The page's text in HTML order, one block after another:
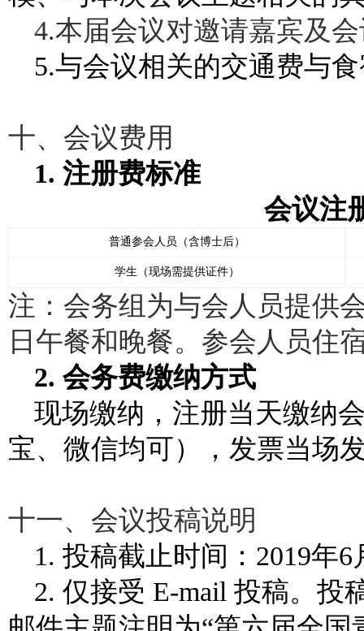
4.本届会议对邀请嘉宾及
5.与会议相关的交通费与
十、会议费用
1. 注册费标准
会议注
普通参会人员（含博士后）
学生（现场需提供证件）
注：会务组为与会人员提供
日午餐和晚餐。参会人员住
2. 会务费缴纳方式
现场缴纳，注册当天缴纳
宝、微信均可），发票当场
十一、会议投稿说明
1. 投稿截止时间：2019年6
2. 仅接受 E-mail 投稿。投